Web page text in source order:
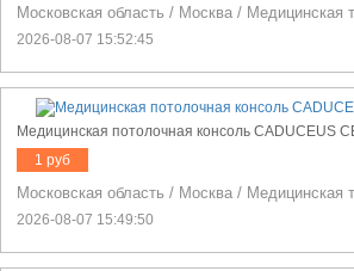
Московская область / Москва / Медицинская
2026-08-07 15:52:45
Медицинская потолочная консоль CADUCEUS
1 руб
Московская область / Москва / Медицинская
2026-08-07 15:49:50